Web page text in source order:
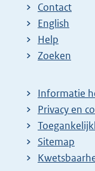
Contact
English
Help
Zoeken
Informatie
Privacy en
Sitemap
E